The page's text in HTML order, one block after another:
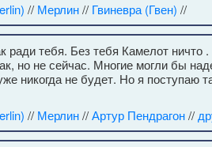
// Мерлин// Гвиневра (Гвен) //
ради тебя. Без тебя Камелот
но не сейчас. Многие могли бы
никогда не будет. Но я поступаю
// Мерлин//Артур Пендрагон//